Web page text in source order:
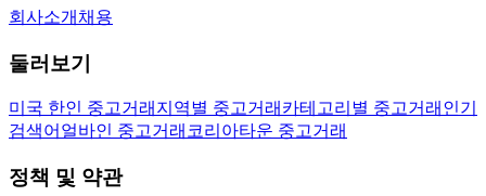
회사소개 채용
둘러보기
미국 한인 중고거래 지역별 중고거래 카테고리별 중고거래 인기
검색어 얼바인 중고거래 코리아타운 중고거래
정책 및 약관